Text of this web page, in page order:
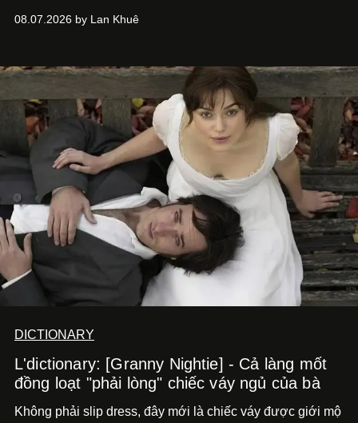
nói về cái mới, về xu hướng tiếp theo, về những điều
08.07.2026 by Lan Khuê
DICTIONARY
L'dictionary: [Granny Nightie] - Cả làng mốt
đồng loạt "phải lòng" chiếc váy ngủ của bà
Không phải slip dress, đây mới là chiếc váy được giới mộ